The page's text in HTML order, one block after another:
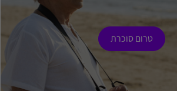
טרום סוכרת